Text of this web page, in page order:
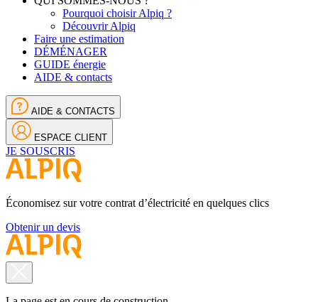
Pourquoi choisir Alpiq ?
Découvrir Alpiq
Faire une estimation
DÉMÉNAGER
GUIDE énergie
AIDE & contacts
AIDE & CONTACTS
ESPACE CLIENT
JE SOUSCRIS
Économisez sur votre contrat d’électricité en quelques clics
Obtenir un devis